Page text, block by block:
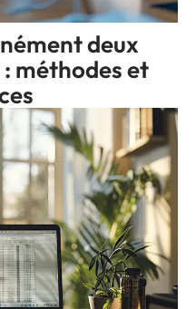
deux
: méthodes et